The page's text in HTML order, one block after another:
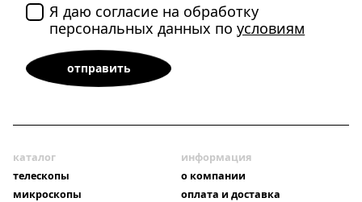
Я даю согласие на обработку
персональных данных поусловиям
каталог
телескопы
микроскопы
информация
о компании
оплата и доставка